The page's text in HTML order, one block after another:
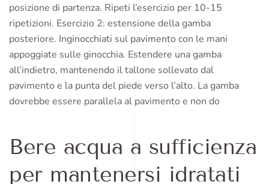
posizione di partenza. Ripeti l’esercizio per 10-15
ripetizioni. Esercizio 2: estensione della gamba
posteriore. Inginocchiati sul pavimento con le mani
appoggiate sulle ginocchia. Estendere una gamba
all’indietro, mantenendo il tallone sollevato dal
pavimento e la punta del piede verso l’alto. La gamba
dovrebbe essere parallela al pavimento e non do
Bere acqua a sufficienza
per mantenersi idratati